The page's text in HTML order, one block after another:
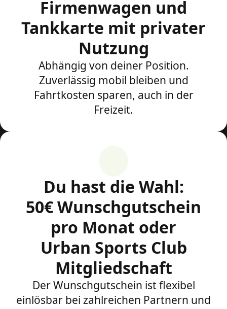
Firmenwagen und
Tankkarte mit privater
Nutzung
Abhängig von deiner Position.
Zuverlässig mobil bleiben und
Fahrtkosten sparen, auch in der
Freizeit.
Du hast die Wahl:
50€ Wunschgutschein
pro Monat oder
Urban Sports Club
Mitgliedschaft
Der Wunschgutschein ist flexibel
einlösbar bei zahlreichen Partnern und